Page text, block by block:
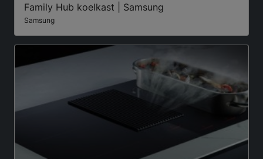
Family Hub koelkast | Samsung
Samsung